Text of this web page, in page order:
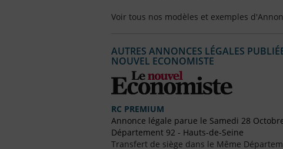
Voir tous nos modèles et exemples
AUTRES ANNONCES LÉGALES
NOUVEL ECONOMISTE
RC PREMIUM
Annonce légale parue le Samedi 28
Département 92 - Hauts-de-Seine
Transfert de siège dans le Même